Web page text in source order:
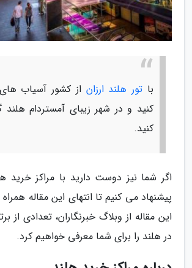
با تور هلند ارزان از کشور آسیاب
کنید و در شهر زیبای آمستردام
کنید.
اگر شما نیز دوست دارید با مراکز خرید
پیشنهاد می کنیم تا انتهای این مقاله همراه
این مقاله از وبلاگ خبرنگاران، تعدادی از
در هلند را برای شما معرفی خواهیم کرد.